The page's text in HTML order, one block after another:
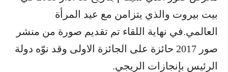
بيت بيروت والذي يتزامن مع عيد المرأة
العالمي.في نهاية اللقاء تم تقديم صورة من منشر
صور 2017 حائزة على الجائزة الاولى وقد نوّه دولة
الرئيس بإنجازات الريجي.